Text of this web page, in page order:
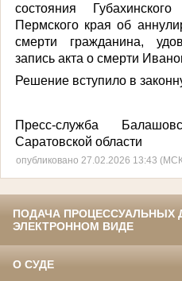
состояния
Пермского края об
смерти гражданина,
запись акта о смерти
Решение вступило в
Пресс-служба
Саратовской области
опубликовано 27.02.2026 13:43
ПОДАЧА ПРОЦЕССУАЛЬНЫХ
ЭЛЕКТРОННОМ ВИДЕ
О СУДЕ